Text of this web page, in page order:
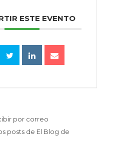
ESTE EVENTO
por correo
posts de El Blog de